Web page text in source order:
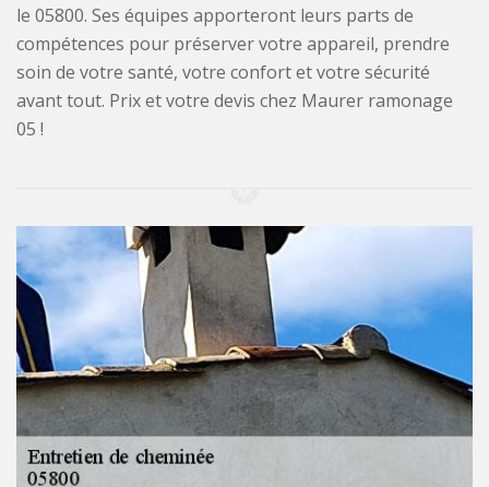
le 05800. Ses équipes apporteront leurs parts de
compétences pour préserver votre appareil, prendre
soin de votre santé, votre confort et votre sécurité
avant tout. Prix et votre devis chez Maurer ramonage
05 !